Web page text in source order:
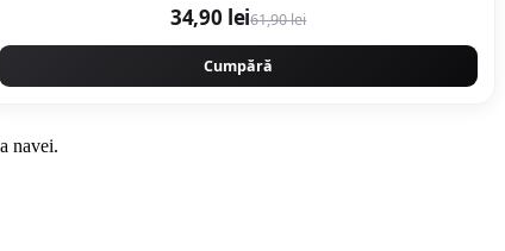
34,90 lei61,90 lei
Cumpără
navei.